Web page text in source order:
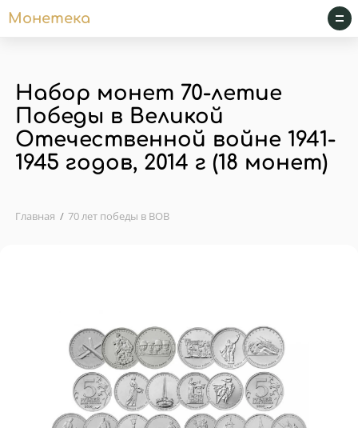
Монетека
Набор монет 70-летие
Победы в Великой
Отечественной войне 1941-
1945 годов, 2014 г (18 монет)
Главная 70 лет победы в ВОВ